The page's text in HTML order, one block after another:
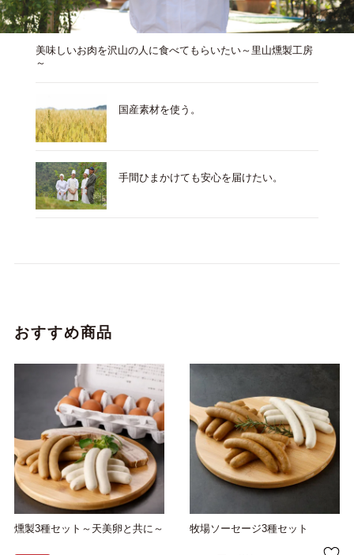
美味しいお肉を沢山の人に食べてもらいたい～里山燻製工房
～
国産素材を使う。
手間ひまかけても安心を届けたい。
おすすめ商品
燻製3種セット～天美卵と共に～ 牧場ソーセージ3種セット